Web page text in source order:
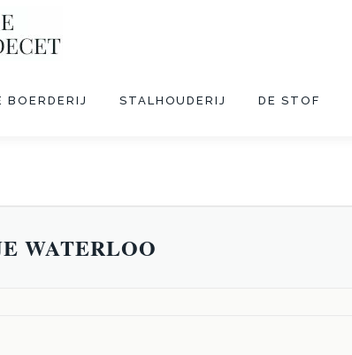
BOERDERIJ STALHOUDERIJ DE STOF
WATERLOO